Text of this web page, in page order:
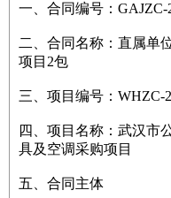
一、合同编号：GAJZC-
二、合同名称：直属单
项目2包
三、项目编号：WHZC-
四、项目名称：武汉市
具及空调采购项目
五、合同主体